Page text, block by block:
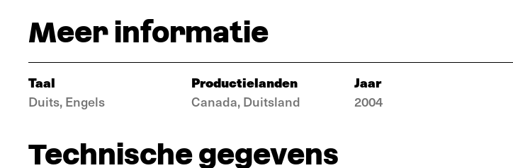
Meer informatie
Taal
Duits, Engels
Productielanden
Canada, Duitsland
Jaar
2004
Technische gegevens